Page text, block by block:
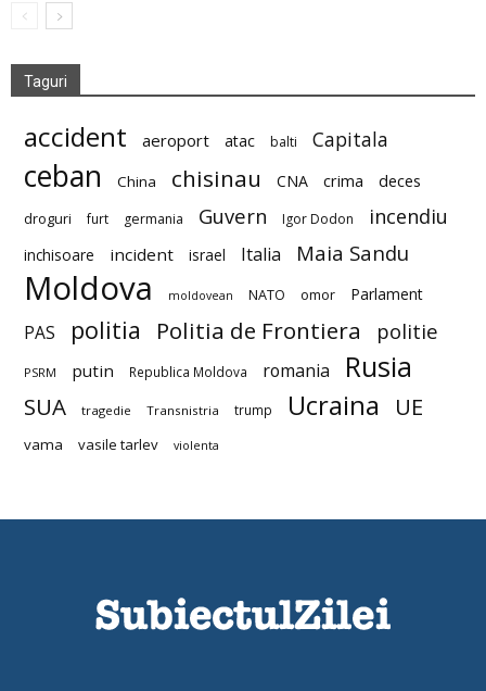
Taguri
accident aeroport atac balti Capitala
ceban China chisinau CNA crima deces
droguri furt germania Guvern Igor Dodon incendiu
inchisoare incident israel Italia Maia Sandu
Moldova moldovean NATO omor Parlament
PAS politia Politia de Frontiera politie
PSRM putin Republica Moldova romania Rusia
SUA tragedie Transnistria trump Ucraina UE
vama vasile tarlev violenta